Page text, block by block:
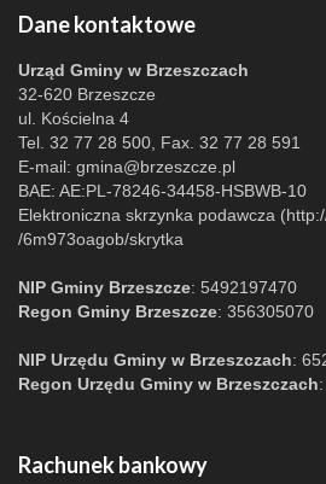
Dane kontaktowe
Urząd Gminy w Brzeszczach
32-620 Brzeszcze
ul. Kościelna 4
Tel. 32 77 28 500, Fax. 32 77 28 591
E-mail: gmina@brzeszcze.pl
BAE: AE:PL-78246-34458-HSBWB-10
Elektroniczna skrzynka podawcza
/6m973oagob/skrytka
NIP Gminy Brzeszcze: 5492197470
Regon Gminy Brzeszcze: 356305070
NIP Urzędu Gminy w Brzeszczach:
Regon Urzędu Gminy w Brzeszczach
Rachunek bankowy